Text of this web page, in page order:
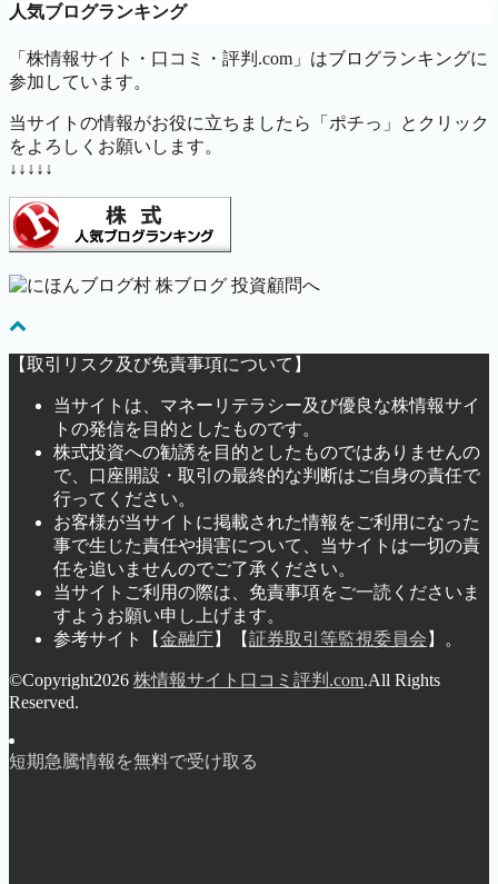
人気ブログランキング
「株情報サイト・口コミ・評判.com」はブログランキングに
参加しています。
当サイトの情報がお役に立ちましたら「ポチっ」とクリック
をよろしくお願いします。
↓↓↓↓↓
【取引リスク及び免責事項について】
当サイトは、マネーリテラシー及び優良な株情報サイ
トの発信を目的としたものです。
株式投資への勧誘を目的としたものではありませんの
で、口座開設・取引の最終的な判断はご自身の責任で
行ってください。
お客様が当サイトに掲載された情報をご利用になった
事で生じた責任や損害について、当サイトは一切の責
任を追いませんのでご了承ください。
当サイトご利用の際は、免責事項をご一読くださいま
すようお願い申し上げます。
参考サイト【金融庁】【証券取引等監視委員会 】。
©Copyright2026 株情報サイト口コミ評判.com.All Rights
Reserved.
短期急騰情報を無料で受け取る